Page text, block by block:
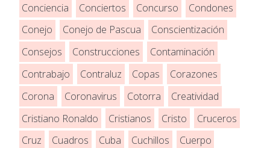
Conciencia
Conciertos Concurso
Condones
Conejo
Conejo de Pascua
Conscientización
Consejos
Construcciones
Contaminación
Contrabajo
Contraluz Copas
Corazones
Corona
Coronavirus Cotorra
Creatividad
Cristiano Ronaldo
Cristianos Cristo
Cruceros
Cruz
Cuadros Cuba Cuchillos
Cuerpo